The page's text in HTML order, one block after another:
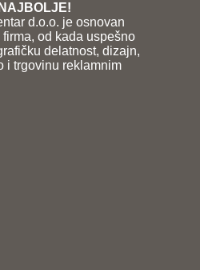
d.o.o. je osnovan
od kada uspešno
delatnost, dizajn,
i trgovinu reklamnim